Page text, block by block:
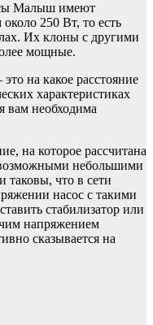
Малыш имеют
250 Вт, то есть
Их клоны с другими
мощные.
на какое расстояние
характеристиках
вам необходима
на которое рассчитана
небольшими
таковы, что в сети
насос с такими
стабилизатор или
напряжением
сказывается на